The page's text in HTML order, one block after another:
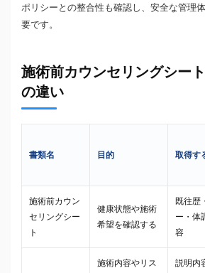
ポリシーとの整合性も確認し、安全な管理
要です。
施術前カウンセリングシー
の違い
書類名 目的 取得す
施術前カウン
セリングシー
ト
健康状態や施術
希望を確認する
既往歴
ー・体
容
施術内容やリス
説明内